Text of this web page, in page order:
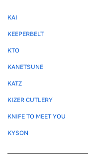
KAI
KEEPERBELT
KTO
KANETSUNE
KATZ
KIZER CUTLERY
KNIFE TO MEET YOU
KYSON